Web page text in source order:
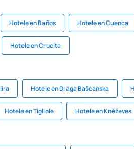
Hotele en Baños Hotele en Cuenca
Hotele en Crucita
Hotele en Draga Bašćanska
Hotele en Tigliole Hotele en Kněževes